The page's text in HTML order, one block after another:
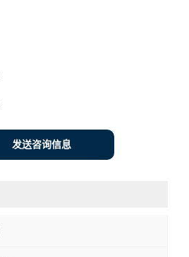
发送咨询信息